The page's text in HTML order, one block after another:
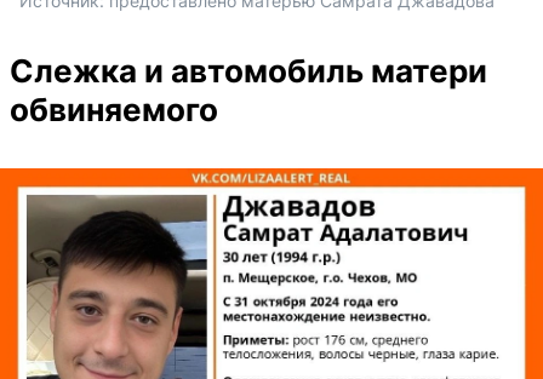
Слежка и автомобиль матери
обвиняемого